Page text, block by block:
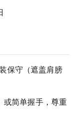
保守（遮盖肩膀
或简单握手，尊重